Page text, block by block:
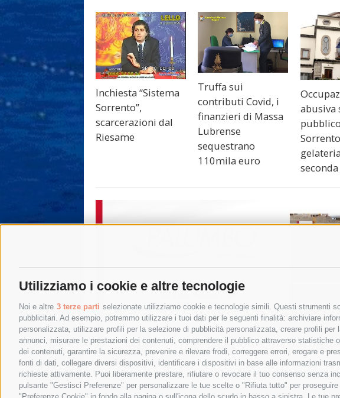
Utilizziamo i cookie e altre tecnologie
Noi e altre 3 terze parti selezionate utilizziamo cookie e tecnologie simili. Questi strumenti
pubblicitari. Ad esempio, potremmo utilizzare i tuoi dati per le seguenti finalità: archiviare
personalizzata, utilizzare profili per la selezione di pubblicità personalizzata, creare profili
annunci, misurare le prestazioni dei contenuti, comprendere il pubblico attraverso
dei contenuti, garantire la sicurezza, prevenire e rilevare frodi, correggere errori, erogare e
fonti di dati, collegare diversi dispositivi, identificare i dispositivi in base alle informazioni
richieste attivamente. Puoi liberamente prestare, rifiutare o revocare il tuo consenso senza
pulsante "Gestisci Preferenze" per personalizzare le tue scelte o "Rifiuta tutto" per
Inchiesta “Sistema
Sorrento”,
scarcerazioni dal
Riesame
Truffa sui
contributi Covid, i
finanzieri di Massa
Lubrense
sequestrano
110mila euro
abusiva